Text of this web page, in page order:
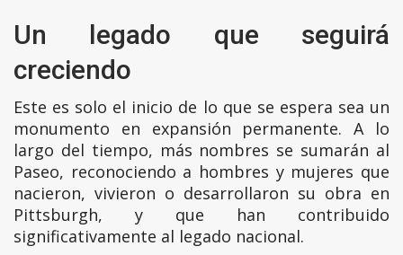
Un legado que seguirá
creciendo
Este es solo el inicio de lo que se espera sea un
monumento en expansión permanente. A lo
largo del tiempo, más nombres se sumarán al
Paseo, reconociendo a hombres y mujeres que
nacieron, vivieron o desarrollaron su obra en
Pittsburgh, y que han contribuido
significativamente al legado nacional.